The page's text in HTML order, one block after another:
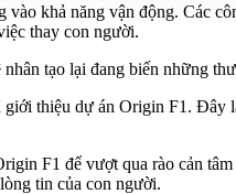
khả năng vận động.
thay con người.
tạo lại đang biến những
thiệu dự án Origin F1.
F1 để vượt qua rào cản
tin của con người.